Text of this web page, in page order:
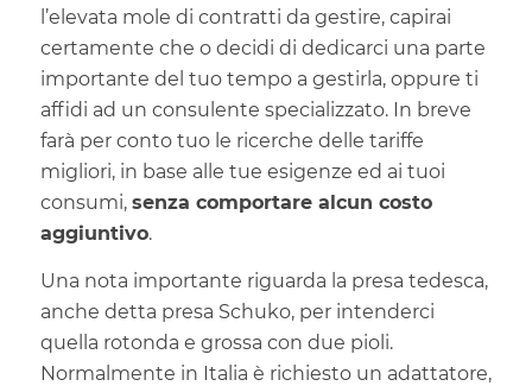
l’elevata mole di contratti da gestire, capirai
certamente che o decidi di dedicarci una parte
importante del tuo tempo a gestirla, oppure ti
affidi ad un consulente specializzato. In breve
farà per conto tuo le ricerche delle tariffe
migliori, in base alle tue esigenze ed ai tuoi
consumi, senza comportare alcun costo
aggiuntivo.
Una nota importante riguarda la presa tedesca,
anche detta presa Schuko, per intenderci
quella rotonda e grossa con due pioli.
Normalmente in Italia è richiesto un adattatore,